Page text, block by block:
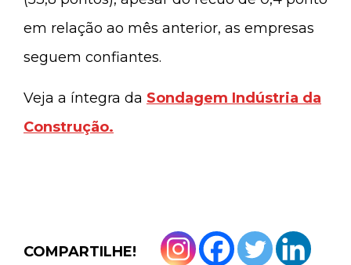
em relação ao mês anterior, as empresas
seguem confiantes.
Veja a íntegra da Sondagem Indústria da
Construção.
COMPARTILHE!